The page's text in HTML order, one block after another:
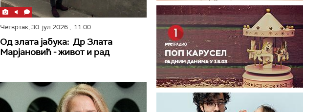
Четвртак,30. јул 2026, 11:00
Од злата јабука: Др Злата
Марјановић - живот и рад